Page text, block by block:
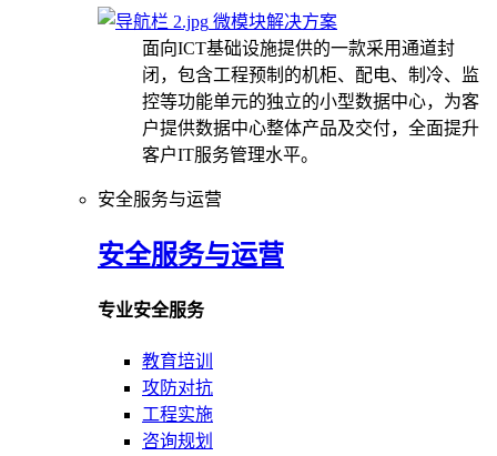
微模块解决方案
面向ICT基础设施提供的一款采用通道封
闭，包含工程预制的机柜、配电、制冷、监
控等功能单元的独立的小型数据中心，为客
户提供数据中心整体产品及交付，全面提升
客户IT服务管理水平。
安全服务与运营
安全服务与运营
专业安全服务
教育培训
攻防对抗
工程实施
咨询规划